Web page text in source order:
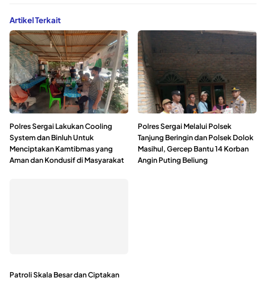
Artikel Terkait
Polres Sergai Lakukan Cooling
System dan Binluh Untuk
Menciptakan Kamtibmas yang
Aman dan Kondusif di Masyarakat
Polres Sergai Melalui Polsek
Tanjung Beringin dan Polsek Dolok
Masihul, Gercep Bantu 14 Korban
Angin Puting Beliung
Patroli Skala Besar dan Ciptakan